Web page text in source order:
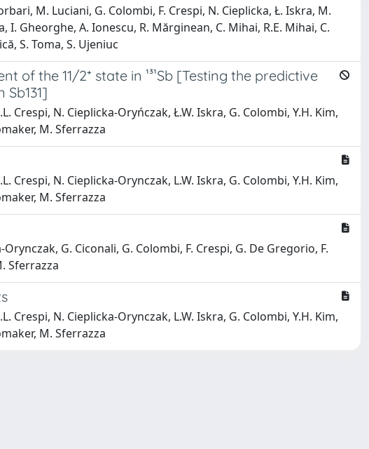
M. Luciani, G. Colombi, F. Crespi, N. Cieplicka, Ł. Iskra, M.
I. Gheorghe, A. Ionescu, R. Mărginean, C. Mihai, R.E. Mihai, C.
S. Toma, S. Ujeniuc
the 11/2⁺ state in ¹³¹Sb [Testing the predictive
Crespi, N. Cieplicka-Oryńczak, Ł.W. Iskra, G. Colombi, Y.H. Kim,
M. Sferrazza
Crespi, N. Cieplicka-Orynczak, L.W. Iskra, G. Colombi, Y.H. Kim,
M. Sferrazza
G. Ciconali, G. Colombi, F. Crespi, G. De Gregorio, F.
Sferrazza
Crespi, N. Cieplicka-Orynczak, L.W. Iskra, G. Colombi, Y.H. Kim,
M. Sferrazza